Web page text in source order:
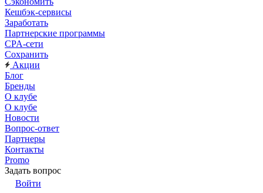
Кешбэк-сервисы
Заработать
Партнерские программы
CPA-сети
Сохранить
Акции
Блог
Бренды
О клубе
О клубе
Новости
Вопрос-ответ
Партнеры
Контакты
Promo
Задать вопрос
Войти